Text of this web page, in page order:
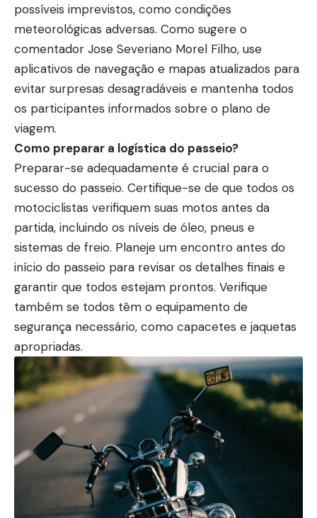
possíveis imprevistos, como condições
meteorológicas adversas. Como sugere o
comentador Jose Severiano Morel Filho, use
aplicativos de navegação e mapas atualizados para
evitar surpresas desagradáveis e mantenha todos
os participantes informados sobre o plano de
viagem.
Como preparar a logística do passeio?
Preparar-se adequadamente é crucial para o
sucesso do passeio. Certifique-se de que todos os
motociclistas verifiquem suas motos antes da
partida, incluindo os níveis de óleo, pneus e
sistemas de freio. Planeje um encontro antes do
início do passeio para revisar os detalhes finais e
garantir que todos estejam prontos. Verifique
também se todos têm o equipamento de
segurança necessário, como capacetes e jaquetas
apropriadas.